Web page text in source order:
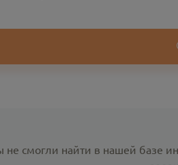
не смогли найти в нашей базе